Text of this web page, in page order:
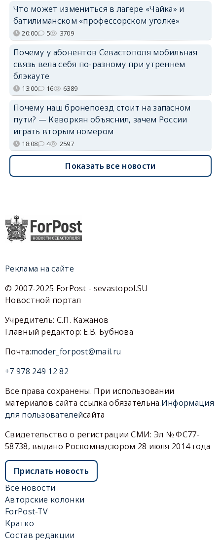
Что может измениться в лагере «Чайка» и
батилиманском «профессорском уголке»
20:00 5 3709
Почему у абонентов Севастополя мобильная
связь вела себя по-разному при утреннем
блэкауте
13:00 16 6389
Почему наш бронепоезд стоит на запасном
пути? — Кеворкян объяснил, зачем России
играть вторым номером
18:08 4 2597
Показать все новости
Реклама на сайте
© 2007-2025 ForPost - sevastopol.SU
Новостной портал
Учредитель: С.П. Кажанов
Главный редактор: Е.В. Бубнова
Почта:moder_forpost@mail.ru
+7 978 249 12 82
Все права сохранены. При использовании
материалов сайта ссылка обязательна.Информация
для пользователейсайта
Свидетельство о регистрации СМИ: Эл № ФС77-
58738, выдано Роскомнадзором 28 июля 2014 года
Прислать новость
Все новости
Авторские колонки
ForPost-TV
Кратко
Состав редакции